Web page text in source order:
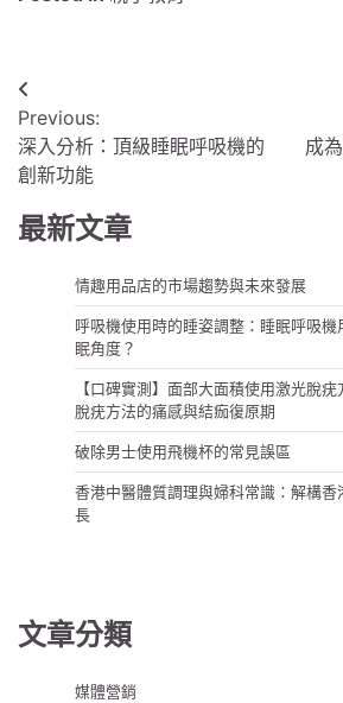
文
章
導
覽
Previous:
深入分析：頂級睡眠呼吸機的
創新功能
成
最新文章
情趣用品店的市場趨勢與未來發展
呼吸機使用時的睡姿調整：睡眠呼吸
眠角度？
【口碑實測】面部大面積使用激光脫
脫疣方法的痛感與結痂復原期
破除男士使用飛機杯的常見誤區
香港中醫體質調理與婦科常識：解構
長
文章分類
媒體營銷